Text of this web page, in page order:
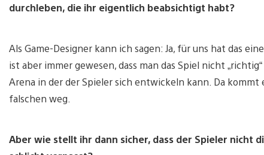
durchleben, die ihr eigentlich beabsichtigt habt?
Als Game-Designer kann ich sagen: Ja, für uns hat das
ist aber immer gewesen, dass man das Spiel nicht
Arena in der der Spieler sich entwickeln kann. Da
falschen weg.
Aber wie stellt ihr dann sicher, dass der Spieler nicht